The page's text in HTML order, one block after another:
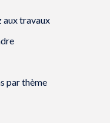
l
l
f
e
e
travaux
par thème